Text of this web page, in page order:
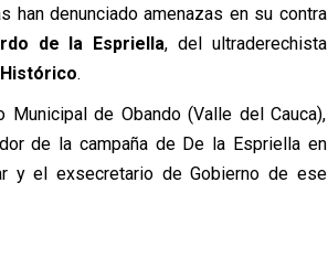
han denunciado amenazas en su contra
de la Espriella, del ultraderechista
.
de Obando (Valle del Cauca),
de la campaña de De la Espriella en
y el exsecretario de Gobierno de ese